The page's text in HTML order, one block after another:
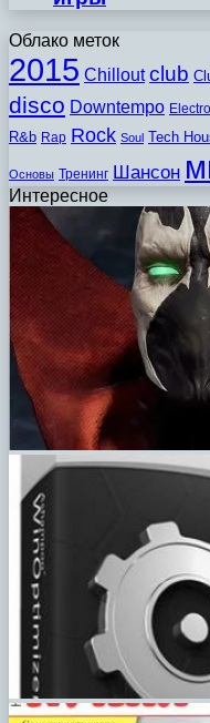
Облако меток
2015 Chillout club
disco Downtempo Electro
R&b Rap Rock Soul Tech
Основы Тренинг Шансон
Интересное